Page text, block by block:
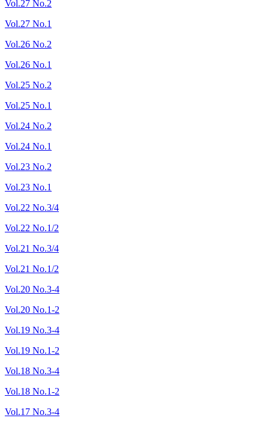
Vol.27 No.2
Vol.27 No.1
Vol.26 No.2
Vol.26 No.1
Vol.25 No.2
Vol.25 No.1
Vol.24 No.2
Vol.24 No.1
Vol.23 No.2
Vol.23 No.1
Vol.22 No.3/4
Vol.22 No.1/2
Vol.21 No.3/4
Vol.21 No.1/2
Vol.20 No.3-4
Vol.20 No.1-2
Vol.19 No.3-4
Vol.19 No.1-2
Vol.18 No.3-4
Vol.18 No.1-2
Vol.17 No.3-4